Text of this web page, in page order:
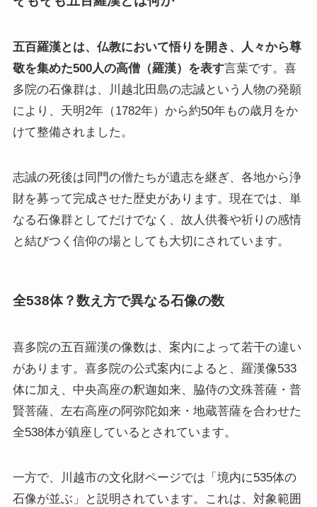
五百羅漢とは、仏教において悟りを開き、人々から尊
敬を集めた500人の高僧（羅漢）を表す言葉です。喜
多院の石像群は、川越北田島の志誠という人物の発願
により、天明2年（1782年）から約50年もの歳月をか
けて整備されました。
志誠の死後は同門の僧たちが遺志を継ぎ、各地から浄
財を募って完成させた歴史があります。現在では、単
なる石像群としてだけでなく、故人供養や祈りの感情
と結びつく信仰の場としても大切にされています。
全538体？数え方で異なる石像の数
喜多院の五百羅漢の像数は、案内によって若干の違い
があります。喜多院の公式案内によると、羅漢像533
体に加え、中央高座の釈迦如来、脇侍の文殊菩薩・普
賢菩薩、左右高座の阿弥陀如来・地蔵菩薩を合わせた
全538体が鎮座しているとされています。
一方で、川越市の文化財ページでは「境内に535体の
石像が並ぶ」と説明されています。これは、対象範囲